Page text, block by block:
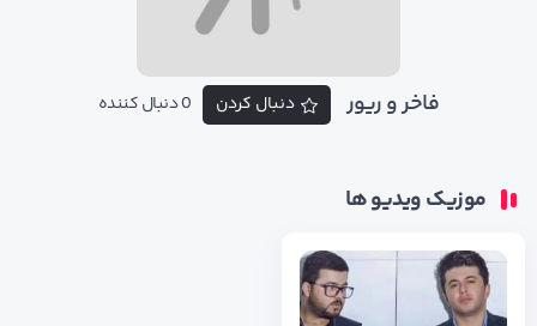
فاخر و ریور دنبال کردن 0 دنبال کننده
موزیک ویدیو ها